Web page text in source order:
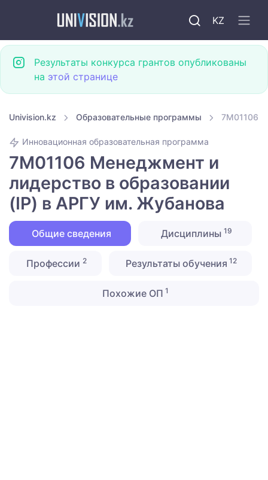
KZ
Результаты конкурса грантов опубликованы
на этой странице
Univision.kz Образовательные программы 7M01106
Инновационная образовательная программа
7M01106 Менеджмент и
лидерство в образовании
(IP) в АРГУ им. Жубанова
Общие сведения Дисциплины 19
Профессии 2 Результаты обучения 12
Похожие ОП 1